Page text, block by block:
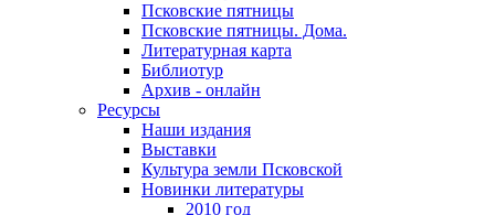
Псковские пятницы
Псковские пятницы. Дома.
Литературная карта
Библиотур
Архив - онлайн
Ресурсы
Наши издания
Выставки
Культура земли Псковской
Новинки литературы
2010 год